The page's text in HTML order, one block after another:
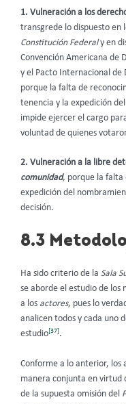
1. Vulneración a los
transgrede lo dispuesto en
Constitución Federaly en
Convención Americana de
y el Pacto Internacional de
porque la falta de
tenencia y la expedición
impide ejercer el cargo
voluntad de quienes
2. Vulneración a la libre
comunidad, porque la falta
expedición del
decisión.
8.3
Ha sido criterio de la Sala
se aborde el estudio de los
a los actores, pues lo
analicen todos y cada uno
estudio[37].
Conforme a lo anterior, los
manera conjunta en virtud
de la supuesta omisión del